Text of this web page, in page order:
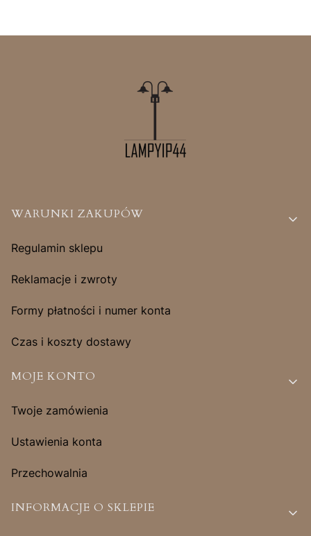
Linki w stopce
WARUNKI ZAKUPÓW
Regulamin sklepu
Reklamacje i zwroty
Formy płatności i numer konta
Czas i koszty dostawy
MOJE KONTO
Twoje zamówienia
Ustawienia konta
Przechowalnia
INFORMACJE O SKLEPIE